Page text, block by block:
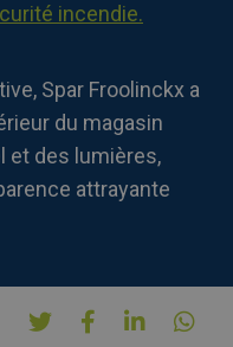
incendie.
Spar Froolinckx a
du magasin
et des lumières,
attrayante